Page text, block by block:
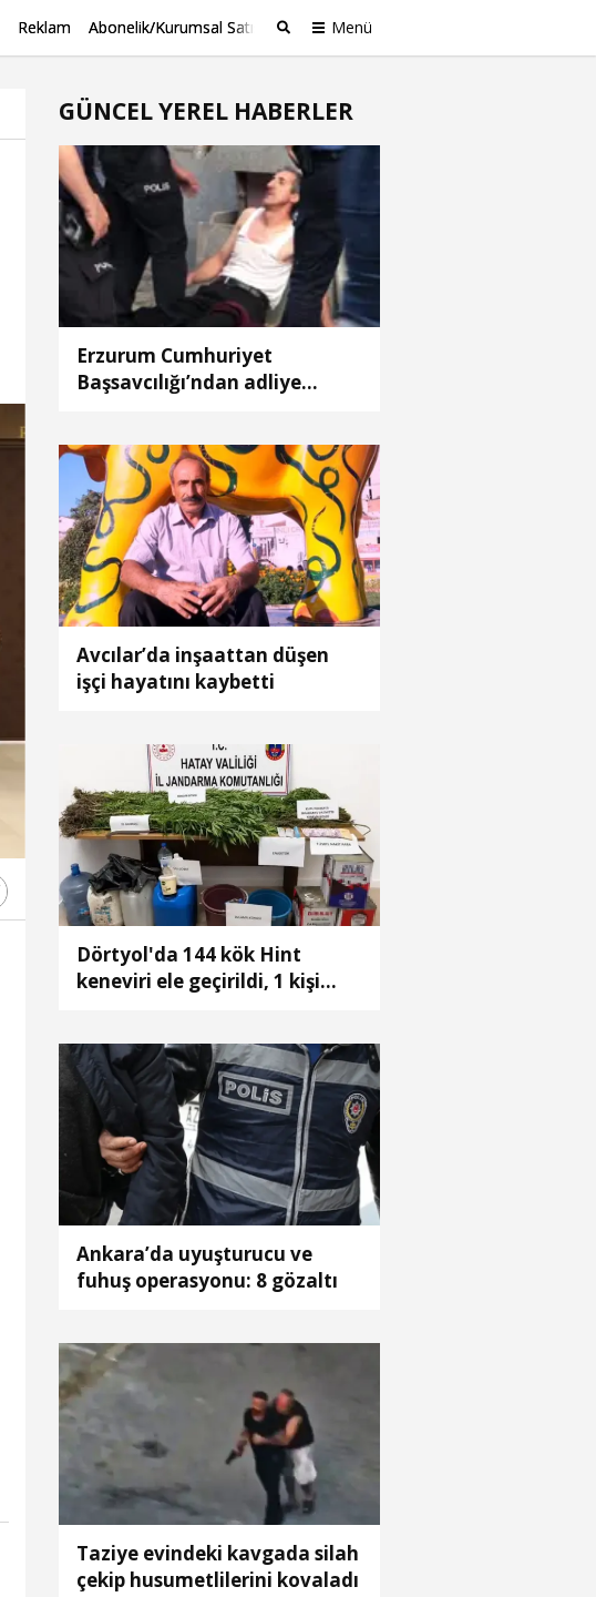
Reklam Abonelik/Kurumsal Satış Menü
GÜNCEL YEREL HABERLER
Erzurum Cumhuriyet
Başsavcılığı’ndan adliye
Avcılar’da inşaattan düşen
işçi hayatını kaybetti
Dörtyol'da 144 kök Hint
keneviri ele geçirildi, 1 kişi
Ankara’da uyuşturucu ve
fuhuş operasyonu: 8 gözaltı
Taziye evindeki kavgada silah
çekip husumetlilerini kovaladı